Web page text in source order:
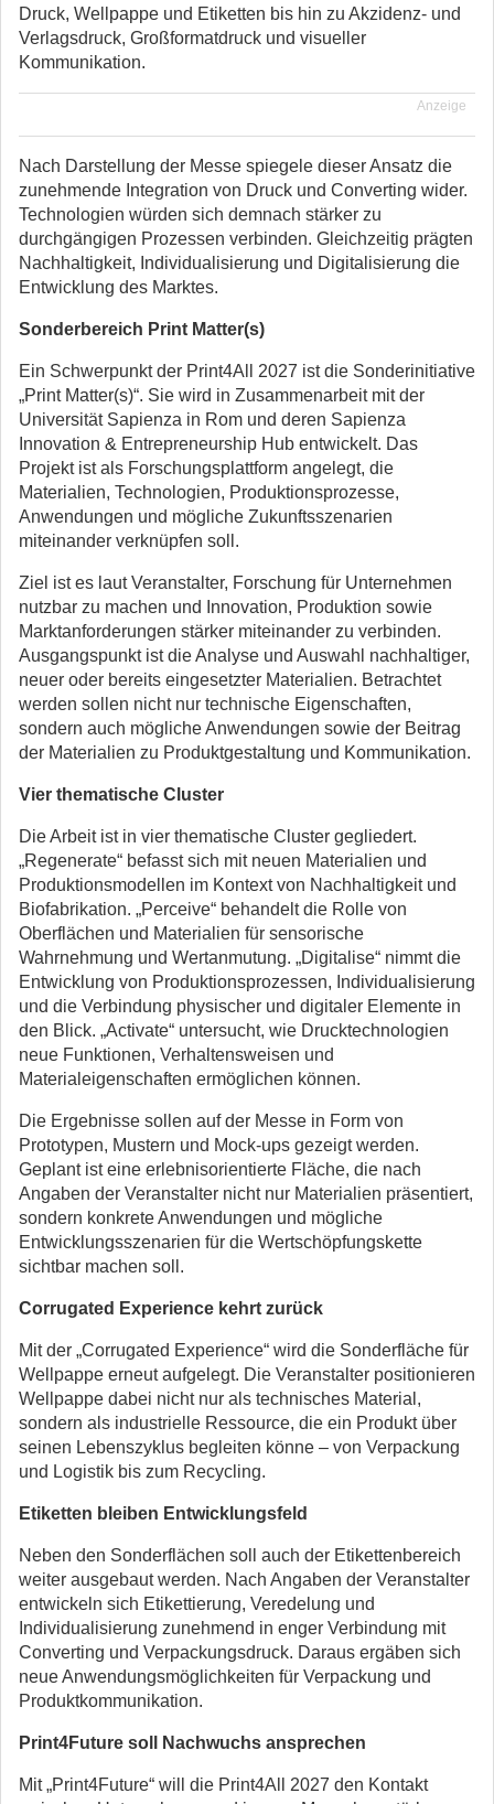
Druck, Wellpappe und Etiketten bis hin zu Akzidenz- und
Verlagsdruck, Großformatdruck und visueller
Kommunikation.
Anzeige
Nach Darstellung der Messe spiegele dieser Ansatz die
zunehmende Integration von Druck und Converting wider.
Technologien würden sich demnach stärker zu
durchgängigen Prozessen verbinden. Gleichzeitig prägten
Nachhaltigkeit, Individualisierung und Digitalisierung die
Entwicklung des Marktes.
Sonderbereich Print Matter(s)
Ein Schwerpunkt der Print4All 2027 ist die Sonderinitiative
„Print Matter(s)“. Sie wird in Zusammenarbeit mit der
Universität Sapienza in Rom und deren Sapienza
Innovation & Entrepreneurship Hub entwickelt. Das
Projekt ist als Forschungsplattform angelegt, die
Materialien, Technologien, Produktionsprozesse,
Anwendungen und mögliche Zukunftsszenarien
miteinander verknüpfen soll.
Ziel ist es laut Veranstalter, Forschung für Unternehmen
nutzbar zu machen und Innovation, Produktion sowie
Marktanforderungen stärker miteinander zu verbinden.
Ausgangspunkt ist die Analyse und Auswahl nachhaltiger,
neuer oder bereits eingesetzter Materialien. Betrachtet
werden sollen nicht nur technische Eigenschaften,
sondern auch mögliche Anwendungen sowie der Beitrag
der Materialien zu Produktgestaltung und Kommunikation.
Vier thematische Cluster
Die Arbeit ist in vier thematische Cluster gegliedert.
„Regenerate“ befasst sich mit neuen Materialien und
Produktionsmodellen im Kontext von Nachhaltigkeit und
Biofabrikation. „Perceive“ behandelt die Rolle von
Oberflächen und Materialien für sensorische
Wahrnehmung und Wertanmutung. „Digitalise“ nimmt die
Entwicklung von Produktionsprozessen, Individualisierung
und die Verbindung physischer und digitaler Elemente in
den Blick. „Activate“ untersucht, wie Drucktechnologien
neue Funktionen, Verhaltensweisen und
Materialeigenschaften ermöglichen können.
Die Ergebnisse sollen auf der Messe in Form von
Prototypen, Mustern und Mock-ups gezeigt werden.
Geplant ist eine erlebnisorientierte Fläche, die nach
Angaben der Veranstalter nicht nur Materialien präsentiert,
sondern konkrete Anwendungen und mögliche
Entwicklungsszenarien für die Wertschöpfungskette
sichtbar machen soll.
Corrugated Experience kehrt zurück
Mit der „Corrugated Experience“ wird die Sonderfläche für
Wellpappe erneut aufgelegt. Die Veranstalter positionieren
Wellpappe dabei nicht nur als technisches Material,
sondern als industrielle Ressource, die ein Produkt über
seinen Lebenszyklus begleiten könne – von Verpackung
und Logistik bis zum Recycling.
Etiketten bleiben Entwicklungsfeld
Neben den Sonderflächen soll auch der Etikettenbereich
weiter ausgebaut werden. Nach Angaben der Veranstalter
entwickeln sich Etikettierung, Veredelung und
Individualisierung zunehmend in enger Verbindung mit
Converting und Verpackungsdruck. Daraus ergäben sich
neue Anwendungsmöglichkeiten für Verpackung und
Produktkommunikation.
Print4Future soll Nachwuchs ansprechen
Mit „Print4Future“ will die Print4All 2027 den Kontakt